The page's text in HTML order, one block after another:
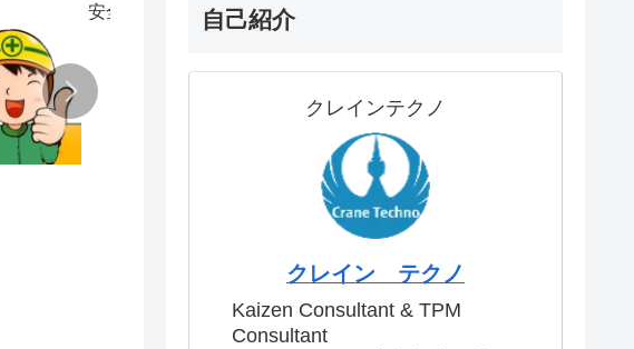
安全衛生保護具自己紹介
クレインテクノ
クレイン テクノ
Kaizen Consultant & TPM
Consultant